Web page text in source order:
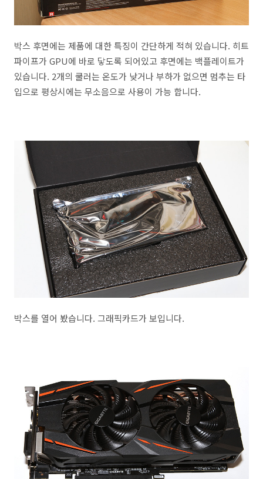
박스 후면에는 제품에 대한 특징이 간단하게 적혀 있습니다. 히트
파이프가 GPU에 바로 닿도록 되어있고 후면에는 백플레이트가
있습니다. 2개의 쿨러는 온도가 낮거나 부하가 없으면 멈추는 타
입으로 평상시에는 무소음으로 사용이 가능 합니다.
박스를 열어 봤습니다. 그래픽카드가 보입니다.